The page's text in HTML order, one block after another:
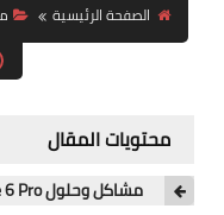
الصفحة الرئيسية
محتويات المقال
مشاكل وحلول Redmi Note 5 Pro / Note 6 Pro